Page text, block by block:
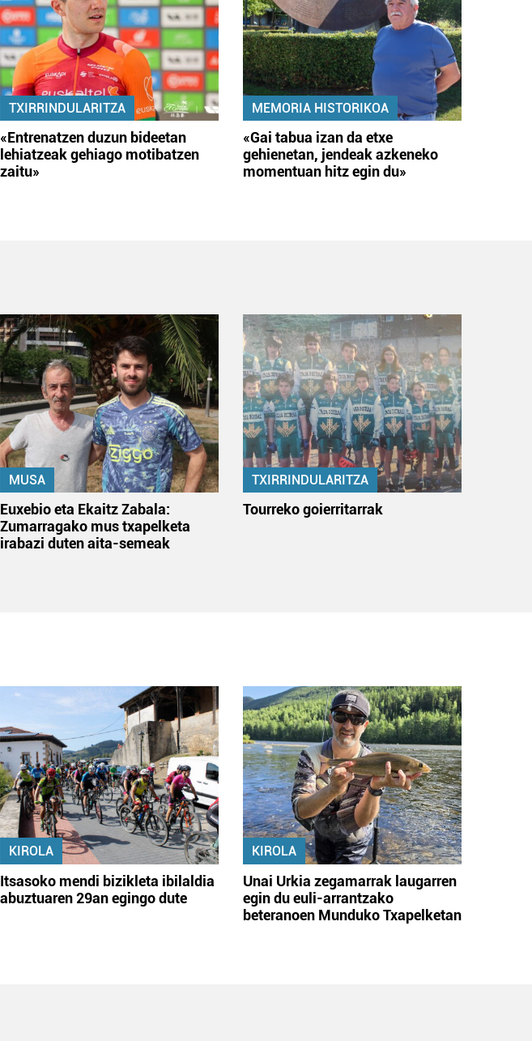
TXIRRINDULARITZA
«Entrenatzen duzun bideetan
lehiatzeak gehiago motibatzen
zaitu»
MEMORIA HISTORIKOA
«Gai tabua izan da etxe
gehienetan, jendeak azkeneko
momentuan hitz egin du»
MUSA
Euxebio eta Ekaitz Zabala:
Zumarragako mus txapelketa
irabazi duten aita-semeak
TXIRRINDULARITZA
Tourreko goierritarrak
KIROLA
Itsasoko mendi bizikleta ibilaldia
abuztuaren 29an egingo dute
KIROLA
Unai Urkia zegamarrak laugarren
egin du euli-arrantzako
beteranoen Munduko Txapelketan